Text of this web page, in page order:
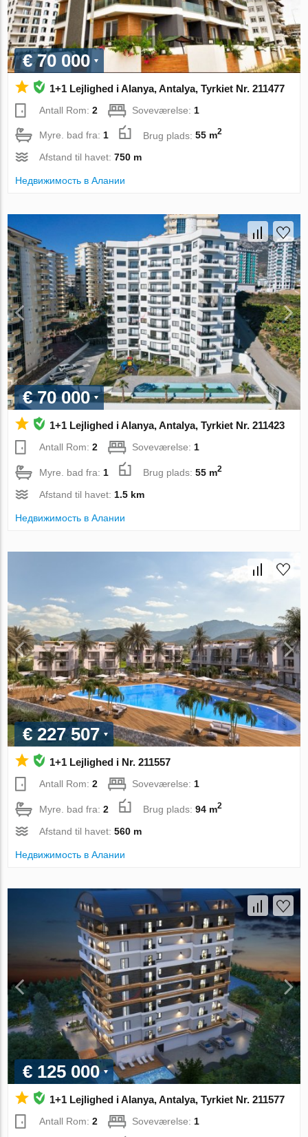
€ 70 000
1+1 Lejlighed i Alanya, Antalya, Tyrkiet Nr. 211477
Antall Rom:2 Soveværelse: 1
Myre. bad fra:1 Brug plads:55 m2
Afstand til havet:750 m
Недвижимость в Алании
€ 70 000
1+1 Lejlighed i Alanya, Antalya, Tyrkiet Nr. 211423
Antall Rom:2 Soveværelse: 1
Myre. bad fra: 1 Brug plads:55 m2
Afstand til havet: 1.5 km
Недвижимость в Алании
€ 227 507
1+1 Lejlighed i Nr. 211557
Antall Rom:2 Soveværelse:1
Myre. bad fra:2 Brug plads:94 m2
Afstand til havet:560 m
Недвижимость в Алании
€ 125 000
1+1 Lejlighed i Alanya, Antalya, Tyrkiet Nr. 211577
Antall Rom:2 Soveværelse: 1